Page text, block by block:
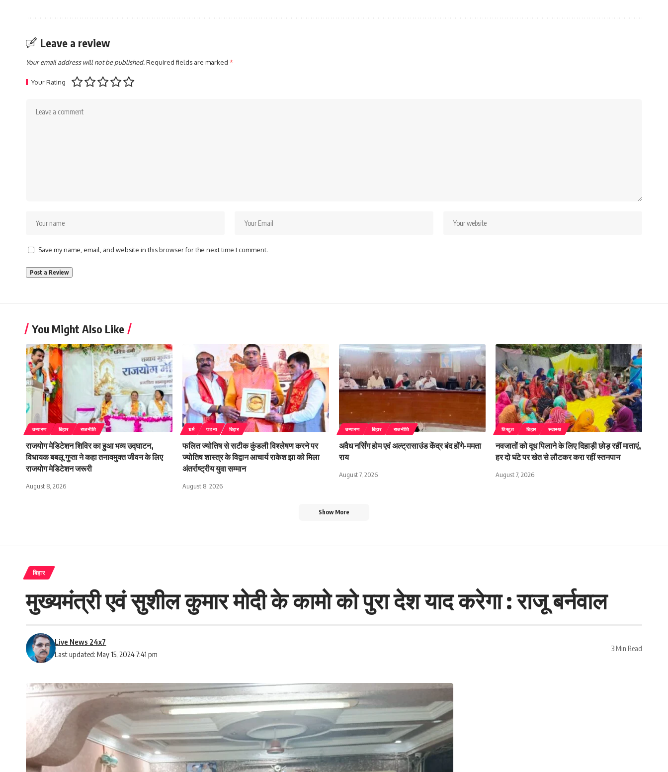
Leave a review
Your email address will not be published.Required fields are marked *
Your Rating
Save my name, email, and website in this browser for the next time I comment.
You Might Also Like
चम्पारण बिहार राजनीति
राजयोग मेडिटेशन शिविर का हुआ भव्य उद्घाटन,
विधायक बबलू गुप्ता ने कहा तनावमुक्त जीवन के लिए
राजयोग मेडिटेशन जरूरी
August 8, 2026
धर्म पटना बिहार
फलित ज्योतिष से सटीक कुंडली विश्लेषण करने पर
ज्योतिष शास्त्र के विद्वान आचार्य राकेश झा को मिला
अंतर्राष्ट्रीय युवा सम्मान
August 8, 2026
चम्पारण बिहार राजनीति
अवैध नर्सिंग होम एवं अल्ट्रासाउंड केंद्र बंद होंगे-ममता
राय
August 7, 2026
तिरहुत बिहार स्वास्थ
नवजातों को दूध पिलाने के लिए दिहाड़ी छोड़ रहीं माताएं,
हर दो घंटे पर खेत से लौटकर करा रहीं स्तनपान
August 7, 2026
Show More
बिहार
मुख्यमंत्री एवं सुशील कुमार मोदी के कामो को पुरा देश याद करेगा : राजू बर्नवाल
Last updated: May 15, 2024 7:41 pm
Live News 24x7
3 Min Read